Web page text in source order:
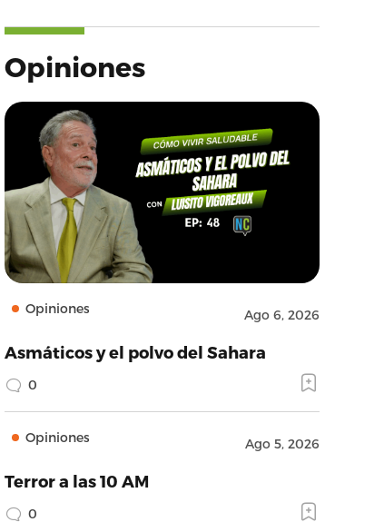
Opiniones
Opiniones Ago 6, 2026
Asmáticos y el polvo del Sahara
0
Opiniones Ago 5, 2026
Terror a las 10 AM
0